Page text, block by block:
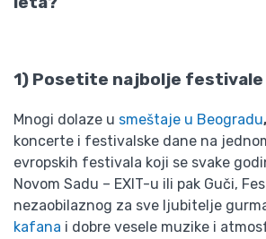
1) Posetite najbolje festivale
Mnogi dolaze u smeštaje u Beogradu,
koncerte i festivalske dane na
evropskih festivala koji se svake
Novom Sadu – EXIT-u ili pak Guči,
nezaobilaznog za sve ljubitelje
kafana i dobre vesele muzike i